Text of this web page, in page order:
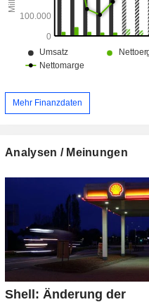
Mehr Finanzdaten
Analysen / Meinungen
Shell: Änderung der